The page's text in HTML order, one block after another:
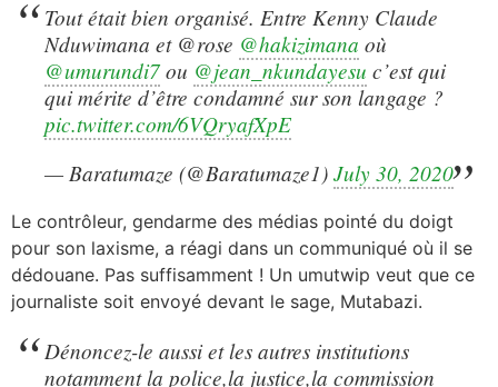
Tout était bien organisé. Entre Kenny Claude
Nduwimana et @rose @hakizimana où
@umurundi7ou @jean_nkundayesu c’est qui
qui mérite d’être condamné sur son langage ?
pic.twitter.com/6VQryafXpE
— Baratumaze (@Baratumaze1)July 30, 2020
Le contrôleur, gendarme des médias pointé du doigt
pour son laxisme, a réagi dans un communiqué où il se
dédouane. Pas suffisamment ! Un umutwip veut que ce
journaliste soit envoyé devant le sage, Mutabazi.
Dénoncez-le aussi et les autres institutions
notamment la police,la justice,la commission